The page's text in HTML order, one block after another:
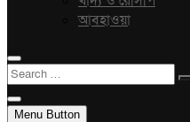
আবহাওয়া
Search
…
Menu Button